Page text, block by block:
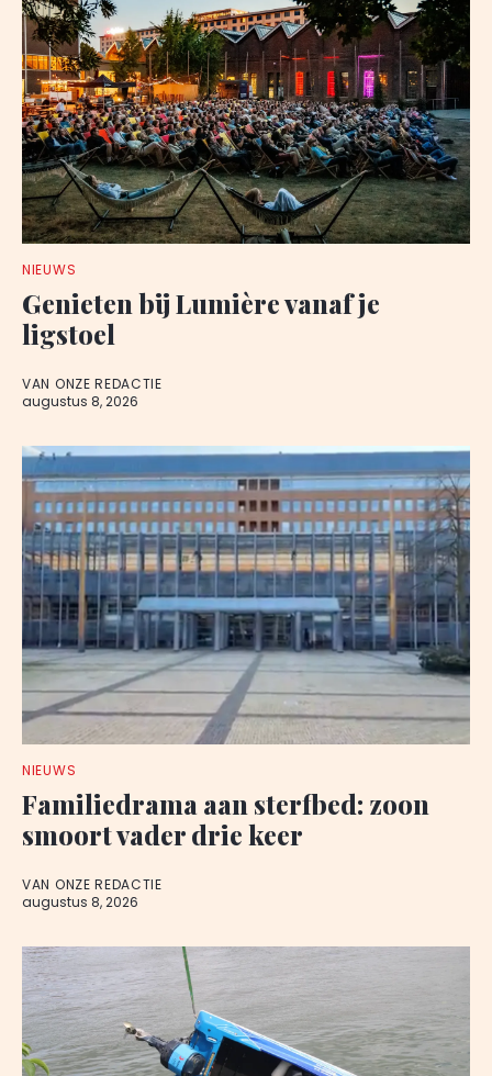
NIEUWS
Genieten bij Lumière vanaf je
ligstoel
VAN ONZE REDACTIE
augustus 8, 2026
NIEUWS
Familiedrama aan sterfbed: zoon
smoort vader drie keer
VAN ONZE REDACTIE
augustus 8, 2026